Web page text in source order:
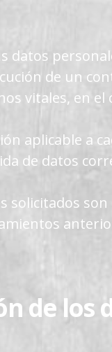
datos
de un
vitales, en
aplicable a
de datos
solicitados
de los